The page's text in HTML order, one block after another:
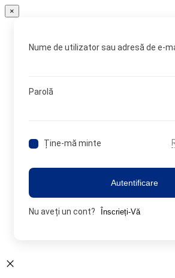
×
Nume de utilizator sau adresă de e-
Parolă
Ține-mă minte
Autentificare
Nu aveți un cont? Înscrieți-Vă